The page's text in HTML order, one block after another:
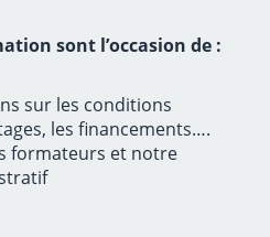
sont l’occasion de :
sur les conditions
les financements….
formateurs et notre